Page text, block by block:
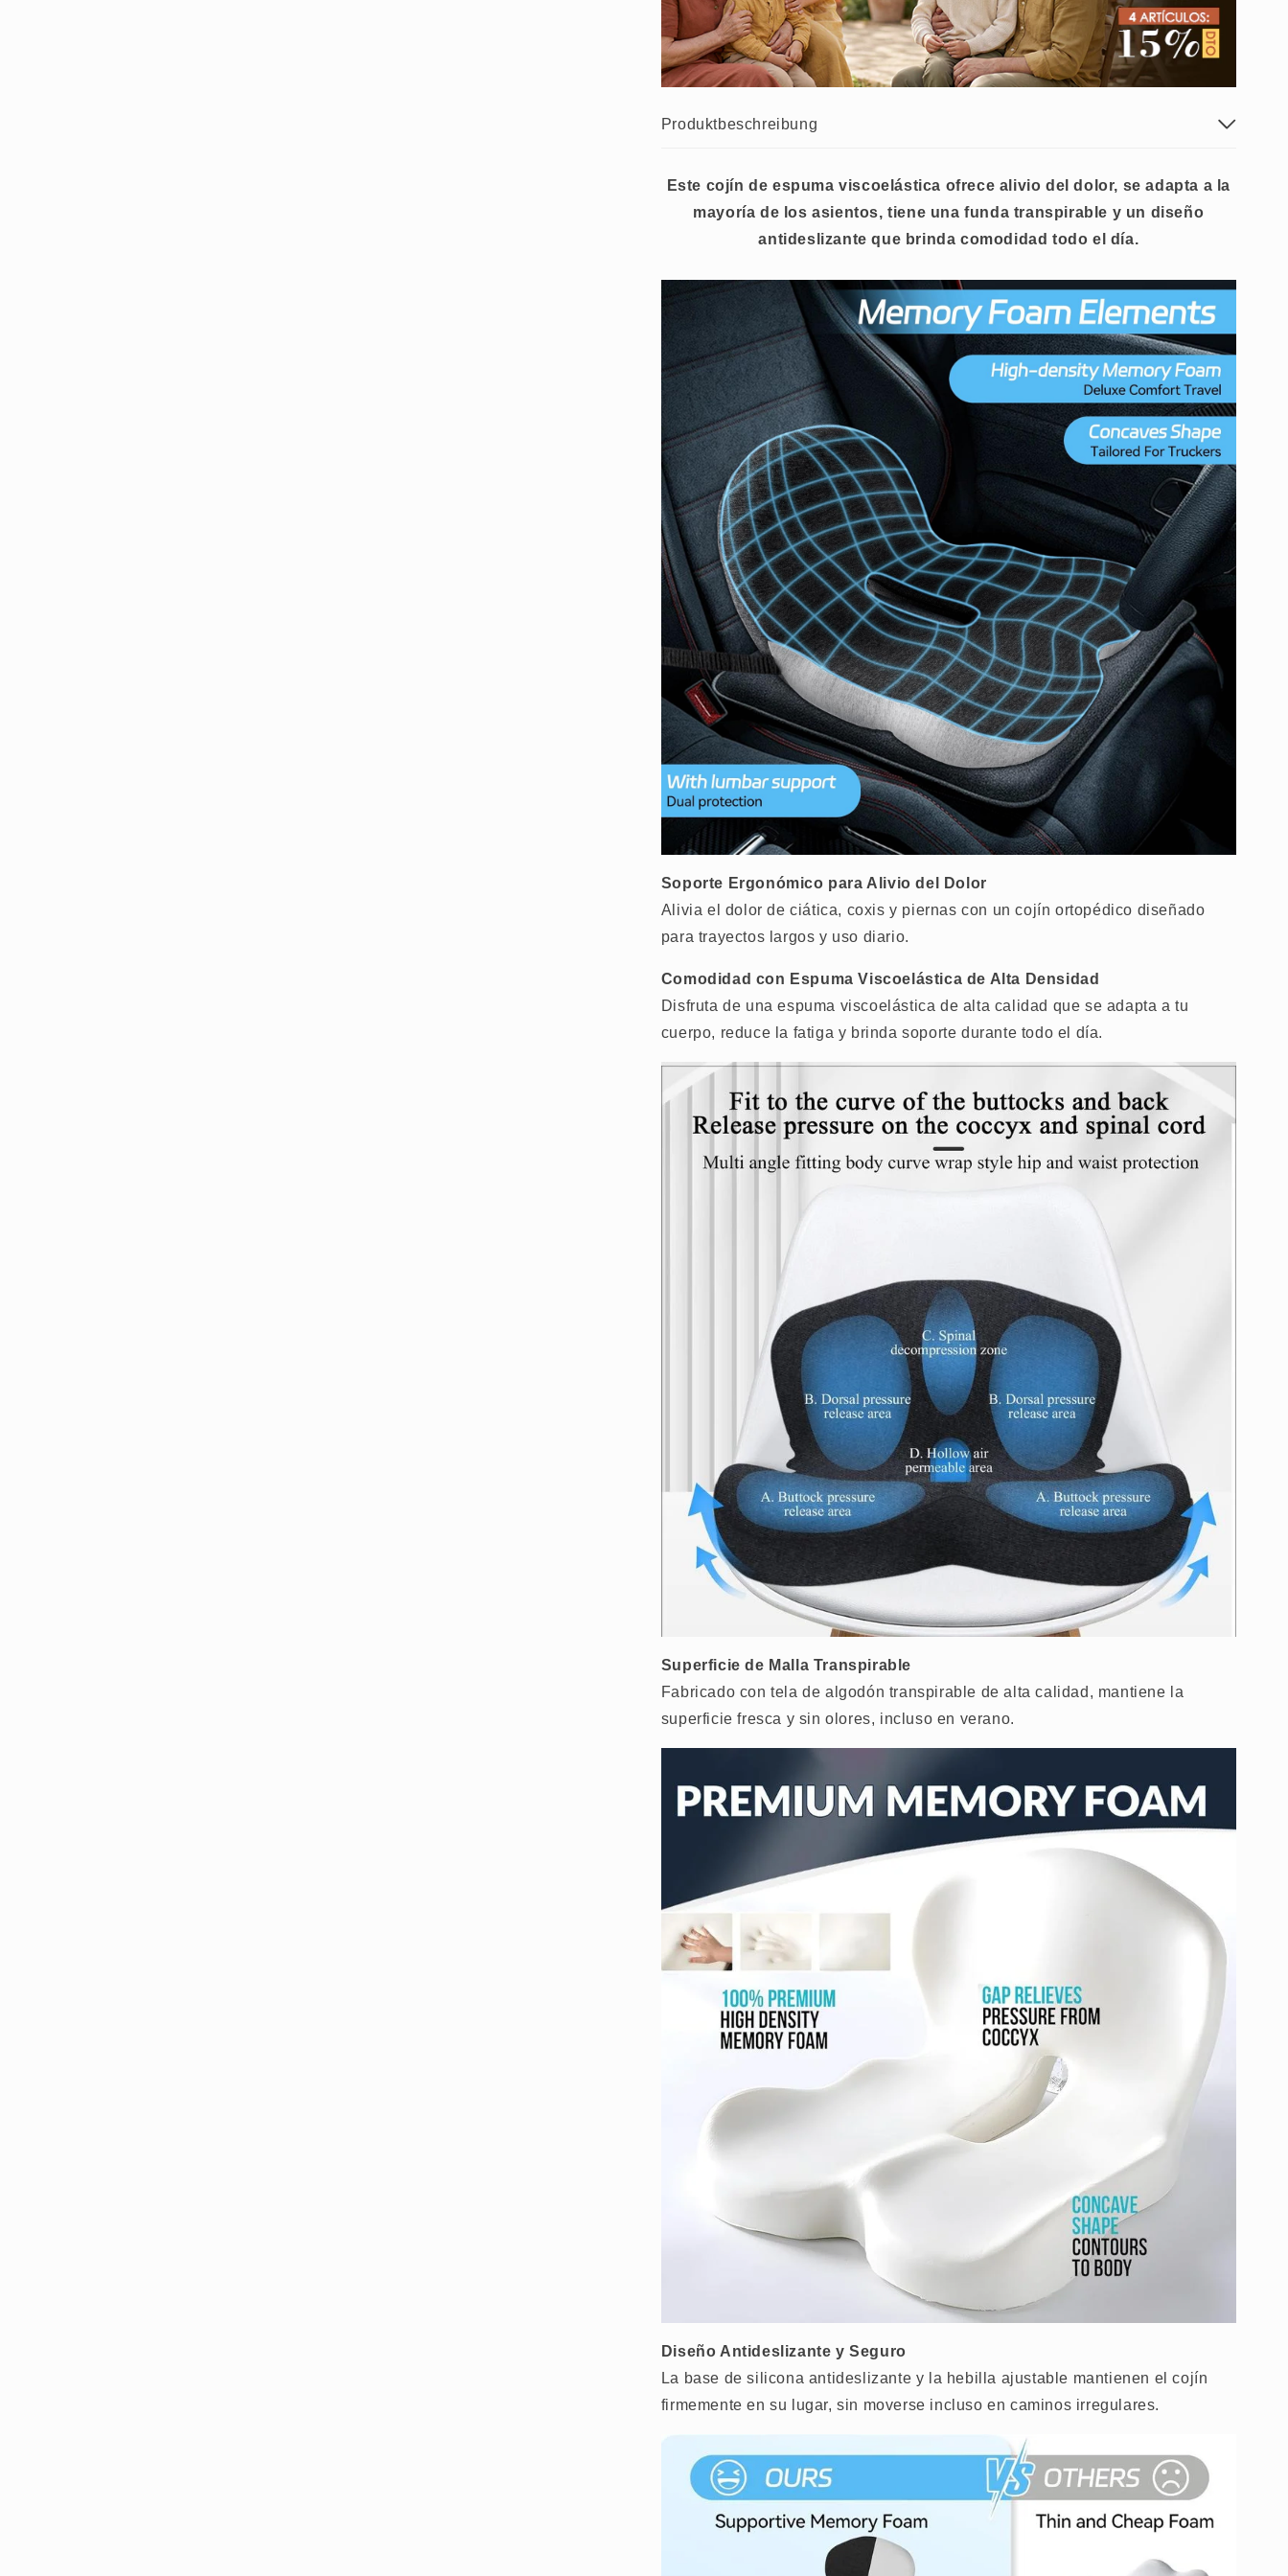
Produktbeschreibung
Este cojín de espuma viscoelástica ofrece alivio del dolor, se adapta a la
mayoría de los asientos, tiene una funda transpirable y un diseño
antideslizante que brinda comodidad todo el día.
Soporte Ergonómico para Alivio del Dolor
Alivia el dolor de ciática, coxis y piernas con un cojín ortopédico diseñado
para trayectos largos y uso diario.
Comodidad con Espuma Viscoelástica de Alta Densidad
Disfruta de una espuma viscoelástica de alta calidad que se adapta a tu
cuerpo, reduce la fatiga y brinda soporte durante todo el día.
Superficie de Malla Transpirable
Fabricado con tela de algodón transpirable de alta calidad, mantiene la
superficie fresca y sin olores, incluso en verano.
Diseño Antideslizante y Seguro
La base de silicona antideslizante y la hebilla ajustable mantienen el cojín
firmemente en su lugar, sin moverse incluso en caminos irregulares.